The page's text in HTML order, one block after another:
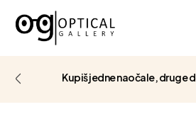
Kupiš jedne naočale, druge